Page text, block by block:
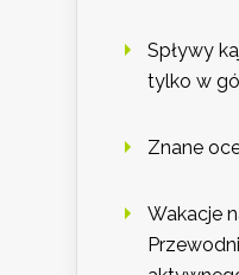
Spływy
tylko w
Znane
Wakacje